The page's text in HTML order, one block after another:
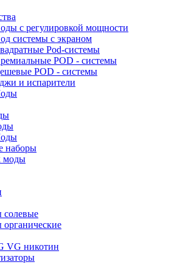
с регулировкой мощности
системы с экраном
Pod-системы
POD - системы
POD - системы
и испарители
наборы
моды
солевые
VG никотин